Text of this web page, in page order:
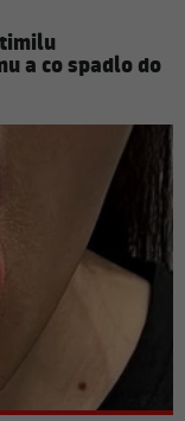
a co spadlo do